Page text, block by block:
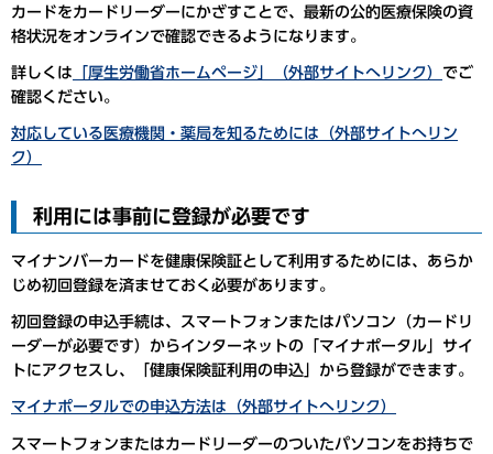
カードをカードリーダーにかざすことで、最新の公的医療保険の資
格状況をオンラインで確認できるようになります。
詳しくは 「厚生労働省ホームページ」（外部サイトへリンク） でご
確認ください。
対応している医療機関・薬局を知るためには（外部サイトへリン
ク）
利用には事前に登録が必要です
マイナンバーカードを健康保険証として利用するためには、あらか
じめ初回登録を済ませておく必要があります。
初回登録の申込手続は、スマートフォンまたはパソコン（カードリ
ーダーが必要です）からインターネットの「マイナポータル」サイ
トにアクセスし、「健康保険証利用の申込」から登録ができます。
マイナポータルでの申込方法は（外部サイトへリンク）
スマートフォンまたはカードリーダーのついたパソコンをお持ちで